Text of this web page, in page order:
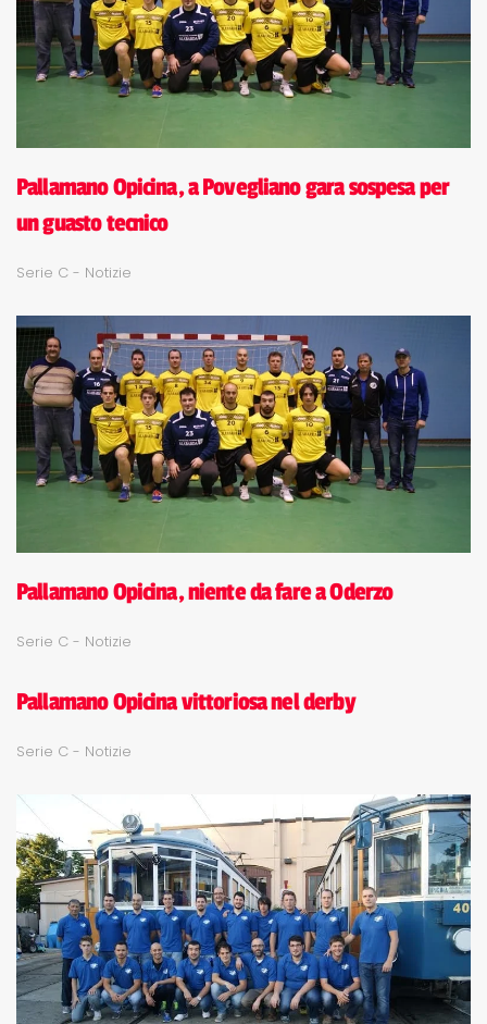
Pallamano Opicina, a Povegliano gara sospesa per
un guasto tecnico
Serie C - Notizie
Pallamano Opicina, niente da fare a Oderzo
Serie C - Notizie
Pallamano Opicina vittoriosa nel derby
Serie C - Notizie